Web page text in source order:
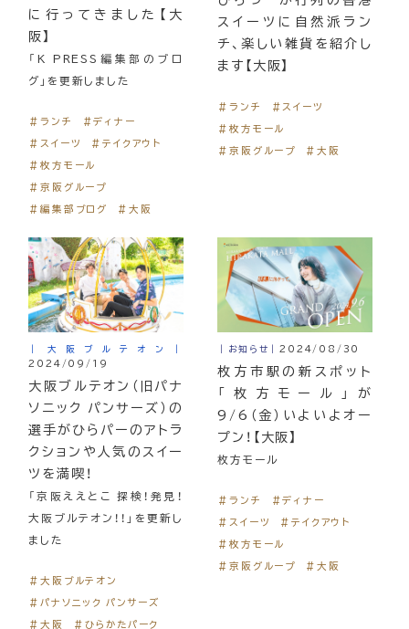
に行ってきました【大
阪】
「K PRESS編集部のブロ
グ」を更新しました
＃ランチ
＃ディナー
＃スイーツ
＃テイクアウト
＃枚方モール
＃京阪グループ
＃編集部ブログ
＃大阪
スイーツに自然派ラン
チ、楽しい雑貨を紹介し
ます【大阪】
＃ランチ
＃スイーツ
＃枚方モール
＃京阪グループ
＃大阪
｜大阪ブルテオン｜
2024/09/19
大阪ブルテオン（旧パナ
ソニック パンサーズ）の
選手がひらパーのアトラ
クションや人気のスイー
ツを満喫！
「京阪ええとこ 探検！発見！
大阪ブルテオン！！」を更新し
ました
＃大阪ブルテオン
＃パナソニック パンサーズ
＃大阪
＃ひらかたパーク
｜お知らせ｜2024/08/30
枚方市駅の新スポット
「枚方モール」が
9/6（金）いよいよオー
プン！【大阪】
枚方モール
＃ランチ
＃ディナー
＃スイーツ
＃テイクアウト
＃枚方モール
＃京阪グループ
＃大阪